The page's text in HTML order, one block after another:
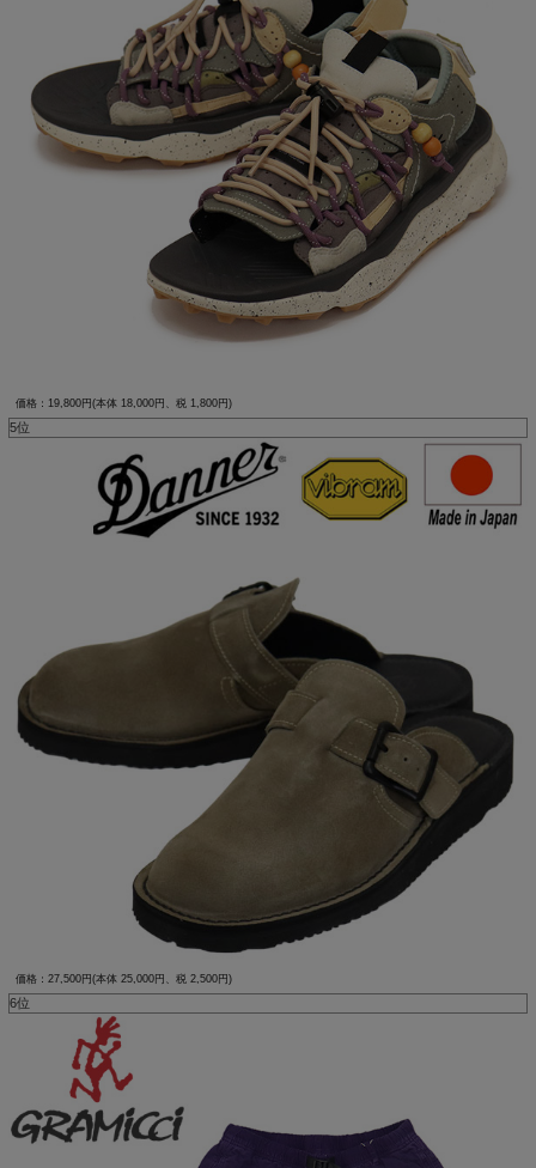
価格：19,800円(本体 18,000円、税 1,800円)
5位
価格：27,500円(本体 25,000円、税 2,500円)
6位